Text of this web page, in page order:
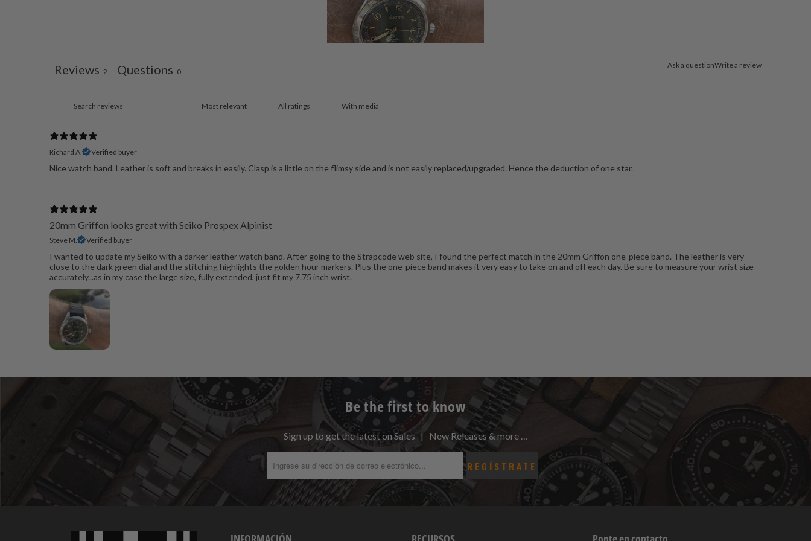
Ask a questionWrite a review
Reviews 2 Questions 0
With media
Richard A. Verified buyer
Nice watch band. Leather is soft and breaks in easily. Clasp is a little on the flimsy side and is not easily replaced/upgraded. Hence the deduction of one star.
20mm Griffon looks great with Seiko Prospex Alpinist
Steve M. Verified buyer
I wanted to update my Seiko with a darker leather watch band. After going to the Strapcode web site, I found the perfect match in the 20mm Griffon one-piece band. The leather is very
close to the dark green dial and the stitching highlights the golden hour markers. Plus the one-piece band makes it very easy to take on and off each day. Be sure to measure your wrist size
accurately...as in my case the large size, fully extended, just fit my 7.75 inch wrist.
Be the first to know
Sign up to get the latest on Sales | New Releases & more …